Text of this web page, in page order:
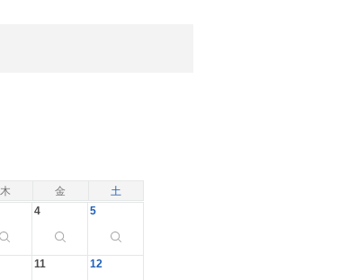
木 金 土
4 5
11 12